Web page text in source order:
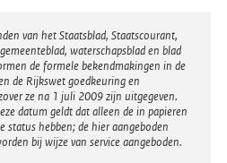
van het Staatsblad, Staatscourant,
waterschapsblad en blad
de formele bekendmakingen in de
de Rijkswet goedkeuring en
ze na 1 juli 2009 zijn uitgegeven.
datum geldt dat alleen de in papieren
status hebben; de hier aangeboden
bij wijze van service aangeboden.